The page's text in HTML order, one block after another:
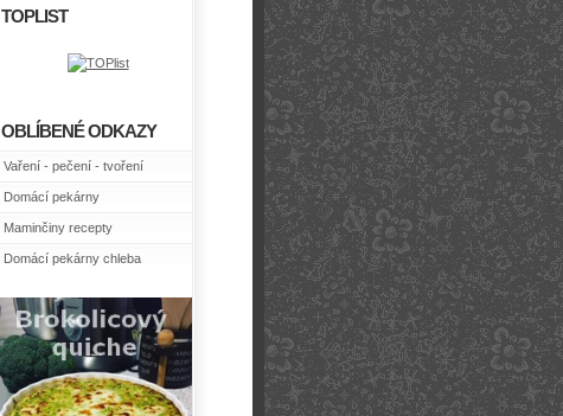
TOPLIST
OBLÍBENÉ ODKAZY
Vaření - pečení - tvoření
Domácí pekárny
Maminčiny recepty
Domácí pekárny chleba